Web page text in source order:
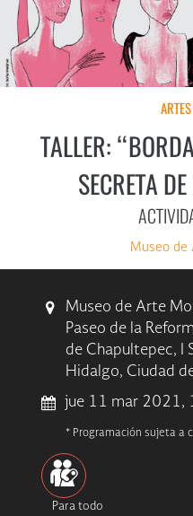
TALLER:
SECRETA
Museo de
Museo de Arte
Paseo de la
de Chapultepec, I
Hidalgo, Ciudad
jue 11 mar 2021,
* Programación sujeta a
Para todo